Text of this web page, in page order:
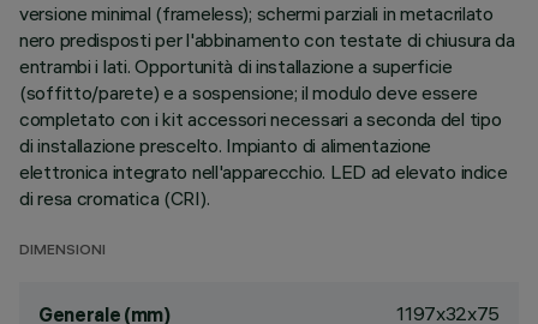
versione minimal (frameless); schermi parziali in metacrilato
nero predisposti per l'abbinamento con testate di chiusura da
entrambi i lati. Opportunità di installazione a superficie
(soffitto/parete) e a sospensione; il modulo deve essere
completato con i kit accessori necessari a seconda del tipo
di installazione prescelto. Impianto di alimentazione
elettronica integrato nell'apparecchio. LED ad elevato indice
di resa cromatica (CRI).
DIMENSIONI
Generale (mm) 1197x32x75